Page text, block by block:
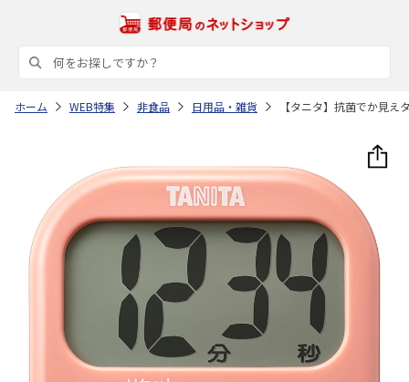
ホーム WEB特集 非食品 日用品・雑貨 【タニタ】抗菌でか見